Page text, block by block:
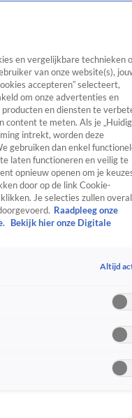
TV Algemeen
Tip
RealityCrimeVideo's
en vergelijkbare technieken
van onze website(s),
accepteren” selecteert,
om onze advertenties en
en diensten te
content te meten. Als je
intrekt, worden deze
gebruiken dan enkel
laten functioneren en veilig te
opnieuw openen om je
door op de link Cookie-
Je selecties zullen overal
Raadpleeg onze
Bekijk hier onze Digitale
Altijd